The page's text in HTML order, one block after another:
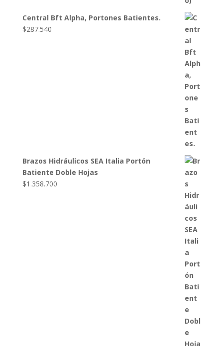
Central Bft Alpha, Portones Batientes.
$287.540
Brazos Hidráulicos SEA Italia Portón
Batiente Doble Hojas
$1.358.700